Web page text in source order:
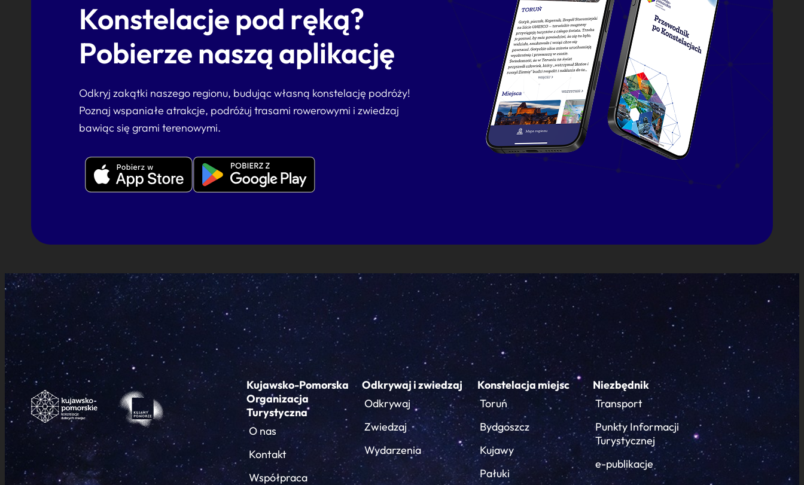
Konstelacje pod ręką?
Pobierze naszą aplikację
Odkryj zakątki naszego regionu, budując własną konstelację podróży!
Poznaj wspaniałe atrakcje, podróżuj trasami rowerowymi i zwiedzaj
bawiąc się grami terenowymi.
Kujawsko-Pomorska
Organizacja
Turystyczna
O nas
Kontakt
Współpraca
Odkrywaj i zwiedzaj
Odkrywaj
Zwiedzaj
Wydarzenia
Konstelacja miejsc
Toruń
Bydgoszcz
Kujawy
Pałuki
Niezbędnik
Transport
Punkty Informacji
Turystycznej
e-publikacje